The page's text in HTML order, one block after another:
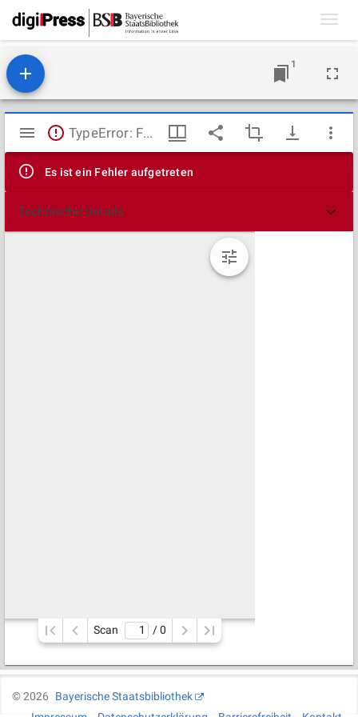
1
Mirador
Viewer
TypeError: Failed to fetch
Es ist ein Fehler aufgetreten
Technische Details
Scan / 0
©2026
Bayerische Staatsbibliothek